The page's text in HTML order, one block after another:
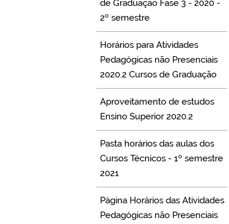
de Graduação Fase 3 - 2020 -
2º semestre
Horários para Atividades
Pedagógicas não Presenciais
2020.2 Cursos de Graduação
Aproveitamento de estudos
Ensino Superior 2020.2
Pasta horários das aulas dos
Cursos Técnicos - 1º semestre
2021
Página Horários das Atividades
Pedagógicas não Presenciais